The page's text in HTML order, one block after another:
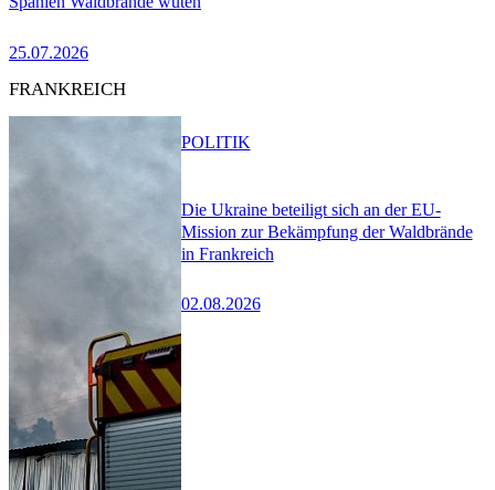
25.07.2026
FRANKREICH
Die Ukraine beteiligt sich an der EU-
Mission zur Bekämpfung der Waldbrände
in Frankreich
02.08.2026
POLITIK